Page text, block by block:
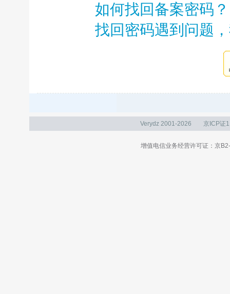
如何找回备案密码？
找回密码遇到问题
Verydz 2001-2026 京ICP证
增值电信业务经营许可证：京